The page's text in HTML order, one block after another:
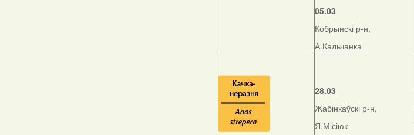
05.03
Кобрынскі р-н,
А.Кальчанка
28.03
Жабінкаўскі р-н,
Я.Місіюк